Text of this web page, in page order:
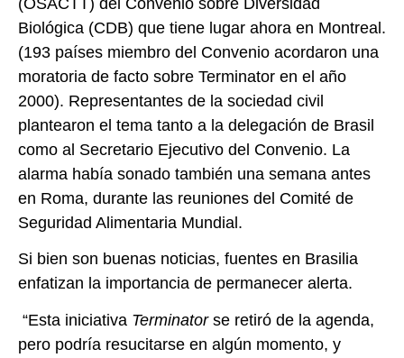
Biológica (CDB) que tiene lugar ahora en Montreal.
(193 países miembro del Convenio acordaron una
moratoria de facto sobre Terminator en el año
2000). Representantes de la sociedad civil
plantearon el tema tanto a la delegación de Brasil
como al Secretario Ejecutivo del Convenio. La
alarma había sonado también una semana antes
en Roma, durante las reuniones del Comité de
Seguridad Alimentaria Mundial.
Si bien son buenas noticias, fuentes en Brasilia
enfatizan la importancia de permanecer alerta.
“Esta iniciativa Terminator se retiró de la agenda,
pero podría resucitarse en algún momento, y